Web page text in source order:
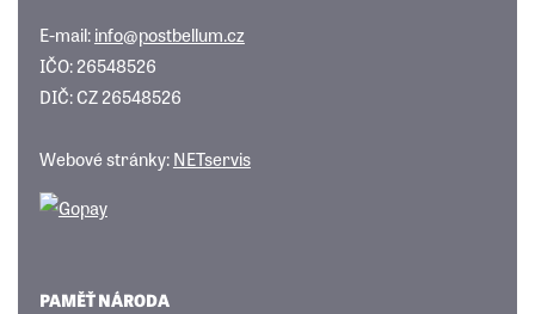
E-mail:info@postbellum.cz
IČO: 26548526
DIČ: CZ 26548526
Webové stránky:NETservis
PAMĚŤ NÁRODA